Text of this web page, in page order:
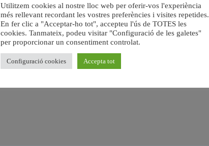
Utilitzem cookies al nostre lloc web per oferir-vos l'experiència
més rellevant recordant les vostres preferències i visites repetides.
En fer clic a "Acceptar-ho tot", accepteu l'ús de TOTES les
cookies. Tanmateix, podeu visitar "Configuració de les galetes"
per proporcionar un consentiment controlat.
Configuració cookies Accepta tot